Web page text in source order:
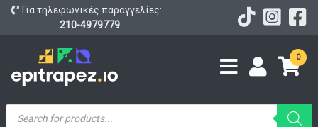
Για τηλεφωνικές παραγγελίες:
210-4979779
0
Products
search